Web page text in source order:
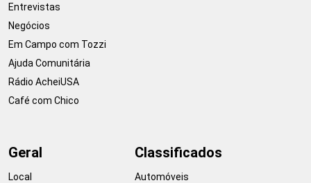
Entrevistas
Negócios
Em Campo com Tozzi
Ajuda Comunitária
Rádio AcheiUSA
Café com Chico
Geral
Local
Classificados
Automóveis